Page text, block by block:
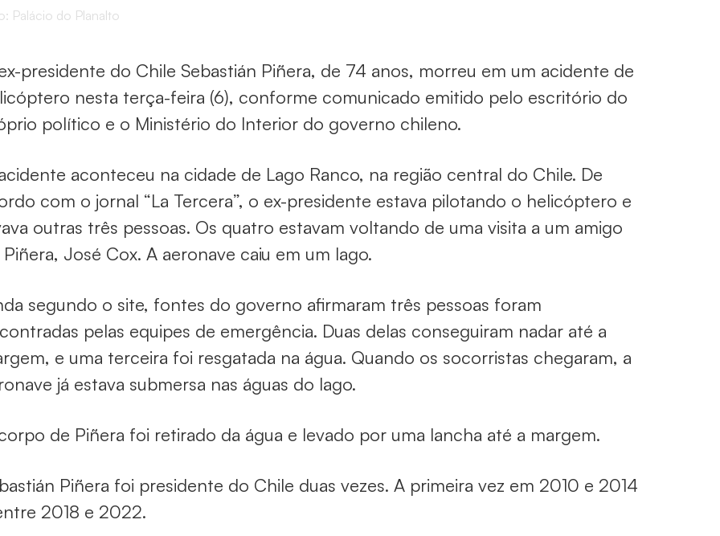
Palácio do Planalto
presidente do Chile Sebastián Piñera, de 74 anos, morreu em um acidente de
nesta terça-feira (6), conforme comunicado emitido pelo escritório do
político e o Ministério do Interior do governo chileno.
aconteceu na cidade de Lago Ranco, na região central do Chile. De
com o jornal “La Tercera”, o ex-presidente estava pilotando o helicóptero e
outras três pessoas. Os quatro estavam voltando de uma visita a um amigo
José Cox. A aeronave caiu em um lago.
segundo o site, fontes do governo afirmaram três pessoas foram
pelas equipes de emergência. Duas delas conseguiram nadar até a
e uma terceira foi resgatada na água. Quando os socorristas chegaram, a
já estava submersa nas águas do lago.
de Piñera foi retirado da água e levado por uma lancha até a margem.
Piñera foi presidente do Chile duas vezes. A primeira vez em 2010 e 2014
2018 e 2022.